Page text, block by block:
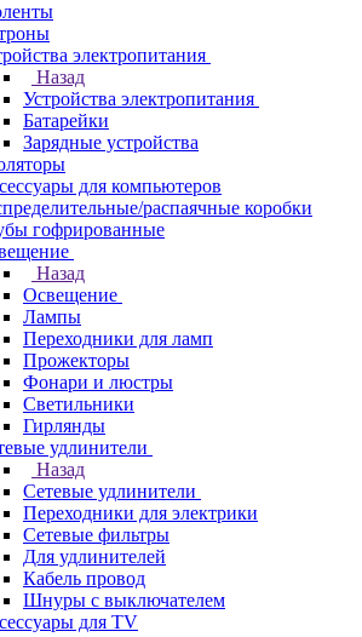
электропитания
Назад
Устройства электропитания
Батарейки
Зарядные устройства
для компьютеров
распаячные коробки
гофрированные
Назад
Освещение
Лампы
Переходники для ламп
Прожекторы
Фонари и люстры
Светильники
Гирлянды
удлинители
Назад
Сетевые удлинители
Переходники для электрики
Сетевые фильтры
Для удлинителей
Кабель провод
Шнуры с выключателем
для TV